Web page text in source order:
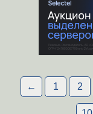
← 1 2